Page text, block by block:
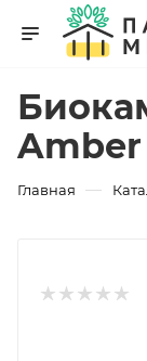
Amber
Главная —